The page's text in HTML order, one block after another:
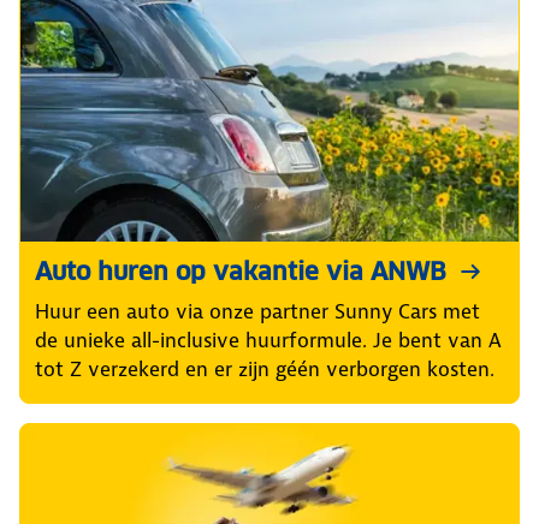
Auto huren op vakantie via ANWB
Huur een auto via onze partner Sunny Cars met
de unieke all-inclusive huurformule. Je bent van A
tot Z verzekerd en er zijn géén verborgen kosten.